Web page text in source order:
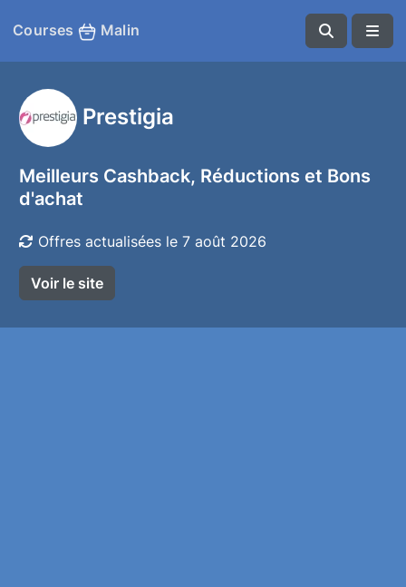
Courses Malin
Prestigia
Meilleurs Cashback, Réductions et Bons
d'achat
Offres actualisées le 7 août 2026
Voir le site